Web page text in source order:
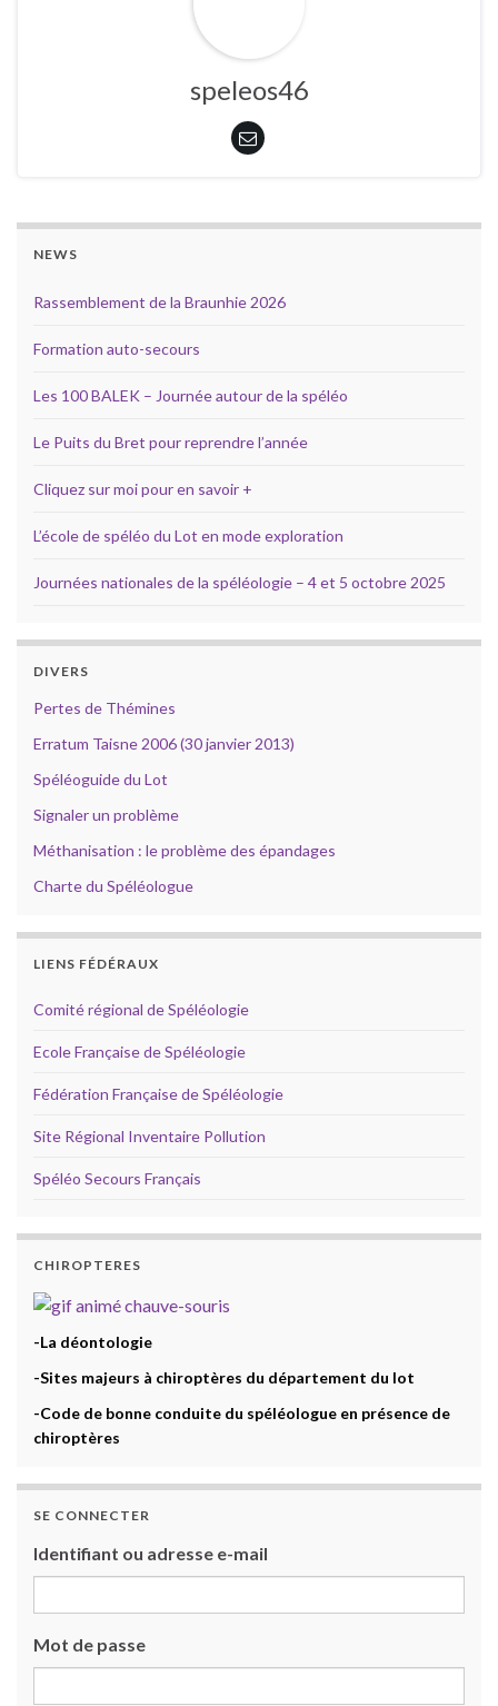
speleos46
NEWS
Rassemblement de la Braunhie 2026
Formation auto-secours
Les 100 BALEK – Journée autour de la spéléo
Le Puits du Bret pour reprendre l’année
Cliquez sur moi pour en savoir +
L’école de spéléo du Lot en mode exploration
Journées nationales de la spéléologie – 4 et 5 octobre 2025
DIVERS
Pertes de Thémines
Erratum Taisne 2006 (30 janvier 2013)
Spéléoguide du Lot
Signaler un problème
Méthanisation : le problème des épandages
Charte du Spéléologue
LIENS FÉDÉRAUX
Comité régional de Spéléologie
Ecole Française de Spéléologie
Fédération Française de Spéléologie
Site Régional Inventaire Pollution
Spéléo Secours Français
CHIROPTERES
-La déontologie
-Sites majeurs à chiroptères du département du lot
-Code de bonne conduite du spéléologue en présence de
chiroptères
SE CONNECTER
Identifiant ou adresse e-mail
Mot de passe